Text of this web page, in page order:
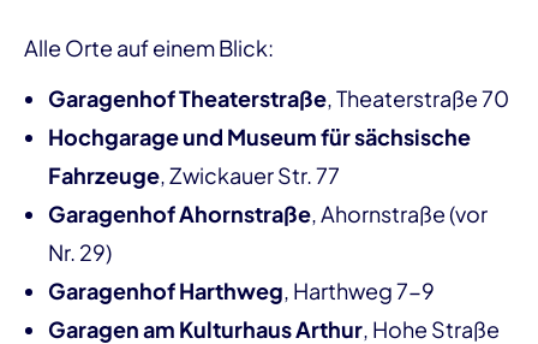
Alle Orte auf einem Blick:
Garagenhof Theaterstraße , Theaterstraße 70
Hochgarage und Museum für sächsische
Fahrzeuge , Zwickauer Str. 77
Garagenhof Ahornstraße , Ahornstraße (vor
Nr. 29)
Garagenhof Harthweg , Harthweg 7-9
Garagen am Kulturhaus Arthur , Hohe Straße